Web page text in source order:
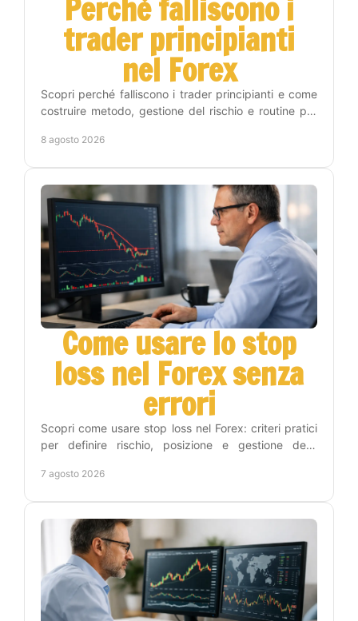
Perché falliscono i
trader principianti
nel Forex
Scopri perché falliscono i trader principianti e come
costruire metodo, gestione del rischio e routine per
8 agosto 2026
Come usare lo stop
loss nel Forex senza
errori
Scopri come usare stop loss nel Forex: criteri pratici
per definire rischio, posizione e gestione delle
7 agosto 2026